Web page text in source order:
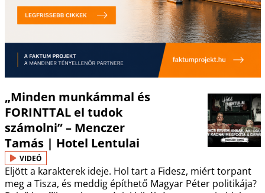
„Minden munkámmal és
FORINTTAL el tudok
számolni” – Menczer
Tamás | Hotel Lentulai
VIDEÓ
Eljött a karakterek ideje. Hol tart a Fidesz, miért torpant
meg a Tisza, és meddig építhető Magyar Péter politikája?